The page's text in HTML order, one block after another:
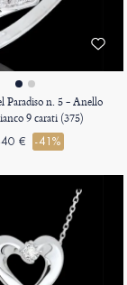
Paradiso n. 5 - Anello
9 carati (375)
€ -41%